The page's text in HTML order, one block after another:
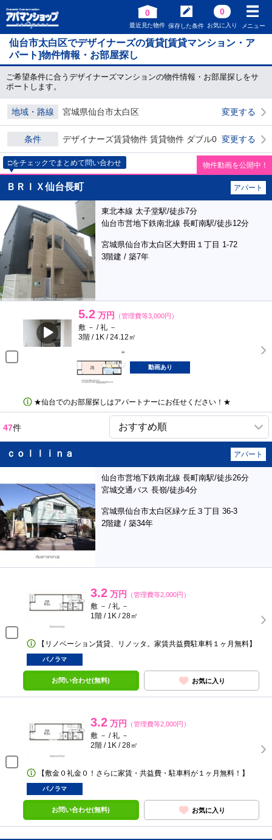
0
最近見た物件 保存した条件
0
お気に入り メニュー
仙台市太白区でデザイナーズの賃貸[賃貸マンション・ア
パート]物件情報・お部屋探し
ご希望条件に合うデザイナーズマンションの物件情報・お部屋探しをサ
ポートします。
地域・路線 宮城県仙台市太白区 変更する
条件 デザイナーズ賃貸物件 賃貸物件 ダブル0 変更する
□をチェックでまとめて問い合わせ 物件動画を公開中！
ＢＲＩＸ仙台長町 アパート
東北本線 太子堂駅/徒歩7分
仙台市営地下鉄南北線 長町南駅/徒歩12分
宮城県仙台市太白区大野田１丁目 1-72
3階建 / 築7年
5.2 万円 （管理費等3,000円）
敷 － / 礼 －
3階 / 1K / 24.12㎡
動画あり
★仙台でのお部屋探しはアパートナーにお任せください！★
47件
ｃｏｌｌｉｎａ アパート
仙台市営地下鉄南北線 長町南駅/徒歩26分
宮城交通バス 長嶺/徒歩4分
宮城県仙台市太白区緑ケ丘３丁目 36-3
2階建 / 築34年
3.2 万円 （管理費等2,000円）
敷 － / 礼 －
1階 / 1K / 28㎡
【リノベーション賃貸、リノッタ。家賃共益費駐車料１ヶ月無料】
パノラマ
お問い合わせ(無料) お気に入り
3.2 万円 （管理費等2,000円）
敷 － / 礼 －
2階 / 1K / 28㎡
【敷金０礼金０！さらに家賃・共益費・駐車料が１ヶ月無料！】
パノラマ
お問い合わせ(無料) お気に入り